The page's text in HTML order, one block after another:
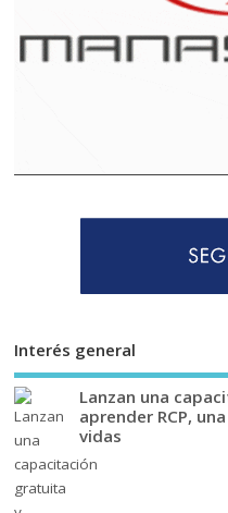
Interés general
Lanzan una
aprender RCP,
vidas